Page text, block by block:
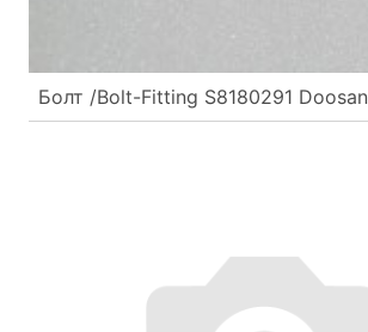
Болт /Bolt-Fitting S8180291 Doosan